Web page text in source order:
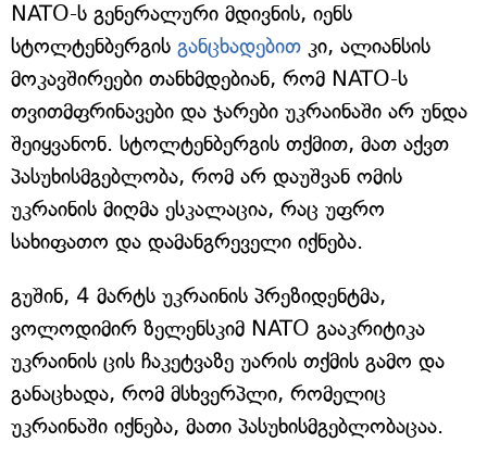
NATO-ს გენერალური მდივნის, იენს
სტოლტენბერგის განცხადებით კი, ალიანსის
მოკავშირეები თანხმდებიან, რომ NATO-ს
თვითმფრინავები და ჯარები უკრაინაში არ უნდა
შეიყვანონ. სტოლტენბერგის თქმით, მათ აქვთ
პასუხისმგებლობა, რომ არ დაუშვან ომის
უკრაინის მიღმა ესკალაცია, რაც უფრო
სახიფათო და დამანგრეველი იქნება.
გუშინ, 4 მარტს უკრაინის პრეზიდენტმა,
ვოლოდიმირ ზელენსკიმ NATO გააკრიტიკა
უკრაინის ცის ჩაკეტვაზე უარის თქმის გამო და
განაცხადა, რომ მსხვერპლი, რომელიც
უკრაინაში იქნება, მათი პასუხისმგებლობაცაა.